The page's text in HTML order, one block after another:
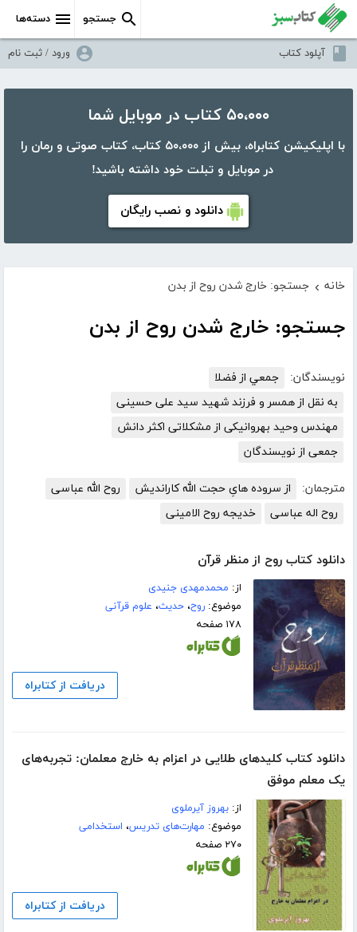
دسته‌ها جستجو
آپلود کتاب ورود / ثبت نام
۵۰،۰۰۰ کتاب در موبایل شما
با اپلیکیشن کتابراه، بیش از ۵۰،۰۰۰ کتاب، کتاب صوتی و رمان را
در موبایل و تبلت خود داشته باشید!
دانلود و نصب رایگان
خانه › جستجو: خارج شدن روح از بدن
جستجو: خارج شدن روح از بدن
نویسندگان:
جمعي از فضلا
به نقل از همسر و فرزند شهید سید علی حسینی
مهندس وحید بهروانیکی از مشکلاتی اکثر دانش
جمعی از نویسندگان
مترجمان: از سروده هایِ حجت الله کاراندیش
روح الله عباسی
روح اله عباسی
خدیجه روح الامینی
دانلود کتاب روح از منظر قرآن
از: محمدمهدی جنیدی
موضوع:روح،حدیث، علوم قرآنی
۱۷۸ صفحه
دریافت از کتابراه
دانلود کتاب کلیدهای طلایی در اعزام به خارج معلمان: تجربه‌های
یک معلم موفق
از:بهروز آیرملوی
موضوع: مهارت‌های تدریس، استخدامی
۲۷۰ صفحه
دریافت از کتابراه